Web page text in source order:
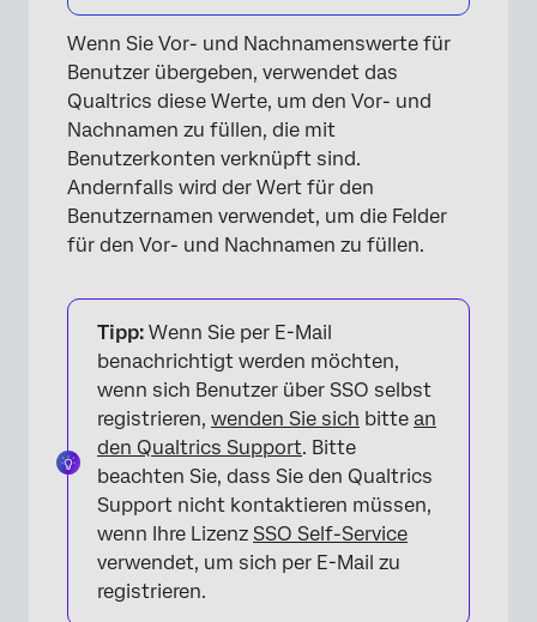
Wenn Sie Vor- und Nachnamenswerte für
Benutzer übergeben, verwendet das
Qualtrics diese Werte, um den Vor- und
Nachnamen zu füllen, die mit
Benutzerkonten verknüpft sind.
Andernfalls wird der Wert für den
Benutzernamen verwendet, um die Felder
für den Vor- und Nachnamen zu füllen.
Tipp: Wenn Sie per E-Mail
benachrichtigt werden möchten,
wenn sich Benutzer über SSO selbst
registrieren, wenden Sie sich bitte an
den Qualtrics Support. Bitte
beachten Sie, dass Sie den Qualtrics
Support nicht kontaktieren müssen,
wenn Ihre Lizenz SSO Self-Service
verwendet, um sich per E-Mail zu
registrieren.